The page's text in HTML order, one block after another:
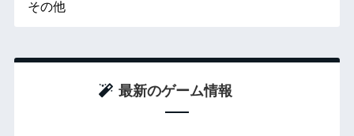
その他
最新のゲーム情報